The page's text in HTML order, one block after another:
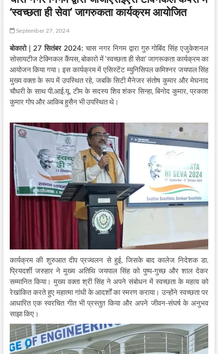
‘स्वच्छता ही सेवा’ जागरुकता कार्यक्रम आयोजित
September 27, 2024
बोकारो | 27 सितंबर 2024: चास नगर निगम द्वारा गुरु गोबिंद सिंह एजुकेशनल
सोसायटीज टेक्निकल कैंपस, बोकारो में ‘स्वच्छता ही सेवा’ जागरूकता कार्यक्रम का
आयोजन किया गया। इस कार्यक्रम में एसिस्टेंट म्युनिसिपल कमिश्नर जयपाल सिंह
मुख्य वक्ता के रूप में उपस्थित रहे, जबकि सिटी मैनेजर संतोष कुमार और मेघनाद
चौधरी के साथ पी.आई.यू. टीम के सदस्य शिव शंकर सिन्हा, बिनोद कुमार, प्रकाश
कुमार गोप और आकिब हुसैन भी उपस्थित थे।
कार्यक्रम की शुरुआत दीप प्रज्वलन से हुई, जिसके बाद कालेज निदेशक डा.
प्रियदर्शी जरुहार ने मुख्य अतिथि जयपाल सिंह को पुष्प-गुच्छ और शाल देकर
सम्मानित किया। मुख्य वक्ता श्री सिंह ने अपने संबोधन में स्वच्छता के महत्व को
रेखांकित करते हुए महात्मा गांधी के आदर्शों का स्मरण कराया। उन्होंने स्वच्छता पर
आधारित एक स्वरचित गीत भी प्रस्तुत किया और अपने जीवन-संघर्ष के अनुभव
साझा किए।